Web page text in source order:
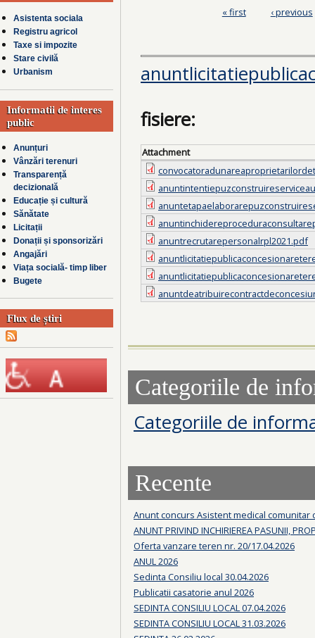
Asistenta sociala
Registru agricol
Taxe si impozite
Stare civilă
Urbanism
Informatii de interes
public
Anunțuri
Vânzări terenuri
Transparență
decizională
Educație și cultură
Sănătate
Licitații
Donații și sponsorizări
Angajări
Viața socială- timp liber
Bugete
Flux de știri
« first ‹ previous
fisiere:
Attachment
anuntrecrutarepersonalrpl2021.pdf
Categoriile de
Categoriile de
Recente
Anunt concurs Asistent medical comunitar
ANUNT PRIVIND INCHIRIEREA PASUNII,
Oferta vanzare teren nr. 20/17.04.2026
ANUL 2026
Sedinta Consiliu local 30.04.2026
Publicatii casatorie anul 2026
SEDINTA CONSILIU LOCAL 07.04.2026
SEDINTA CONSILIU LOCAL 31.03.2026